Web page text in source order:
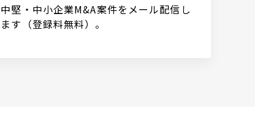
堅・中小企業M&A案件をメール配信し
す（登録料無料）。